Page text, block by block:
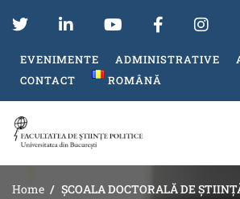
EVENIMENTE ADMINISTRATIVE
CONTACT
ROMÂNĂ
Home ȘCOALA DOCTORALĂ DE